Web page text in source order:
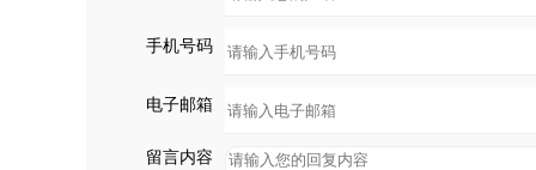
手机号码
电子邮箱
留言内容